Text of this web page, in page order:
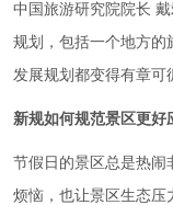
中国旅游研究院院长
规划，包括一个地方的
发展规划都变得有章可
新规如何规范景区更好
节假日的景区总是热闹
烦恼，也让景区生态压